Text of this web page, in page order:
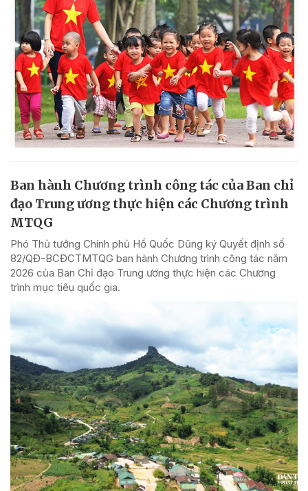
Ban hành Chương trình công tác của Ban chỉ
đạo Trung ương thực hiện các Chương trình
MTQG
Phó Thủ tướng Chính phủ Hồ Quốc Dũng ký Quyết định số
82/QĐ-BCĐCTMTQG ban hành Chương trình công tác năm
2026 của Ban Chỉ đạo Trung ương thực hiện các Chương
trình mục tiêu quốc gia.